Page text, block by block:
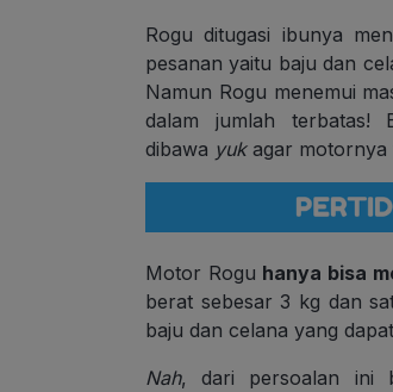
Rogu ditugasi ibunya
pesanan yaitu baju dan
Namun Rogu menemui
dalam jumlah terbatas!
dibawa yuk agar motornya
Motor Rogu hanya bisa
berat sebesar 3 kg dan
baju dan celana yang
Nah, dari persoalan ini